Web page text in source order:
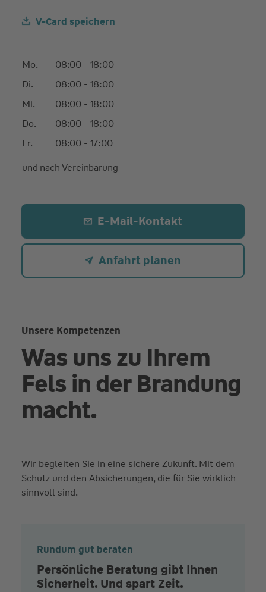
V-Card speichern
Mo.
08:00 - 18:00
Di.
08:00 - 18:00
Mi.
08:00 - 18:00
Do.
08:00 - 18:00
Fr.
08:00 - 17:00
und nach Vereinbarung
E-Mail-Kontakt
Anfahrt planen
Unsere Kompetenzen
Was uns zu Ihrem
Fels in der Brandung
macht.
Wir begleiten Sie in eine sichere Zukunft. Mit dem
Schutz und den Absicherungen, die für Sie wirklich
sinnvoll sind.
Rundum gut beraten
Persönliche Beratung gibt Ihnen
Sicherheit. Und spart Zeit.